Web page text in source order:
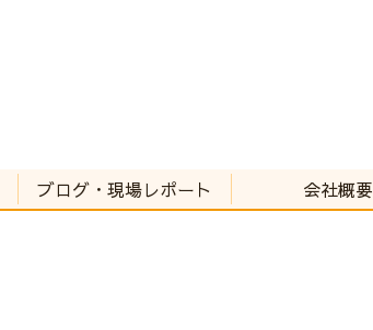
ブログ・現場レポート 会社概要